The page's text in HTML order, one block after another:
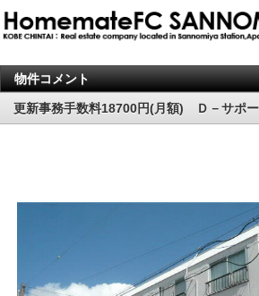
物件コメント
更新事務手数料18700円(月額) Ｄ－サポ